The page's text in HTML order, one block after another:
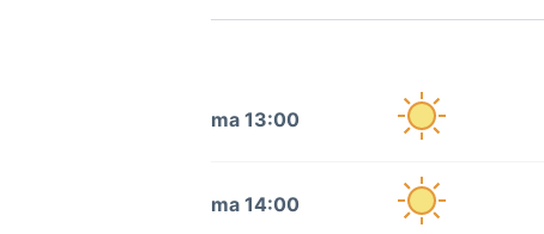
ma 13:00
ma 14:00